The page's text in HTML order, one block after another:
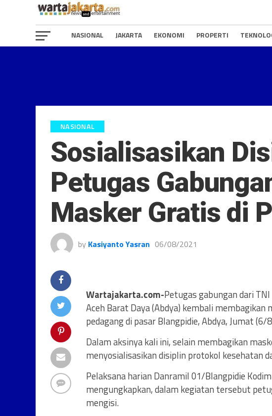
NASIONAL JAKARTA EKONOMI PROPERTI
NASIONAL
Sosialisasikan
Petugas
Masker Gratis di
by Kasiyanto Yasran 06/08/2021
Wartajakarta.com-Petugas gabungan dari
Aceh Barat Daya (Abdya) kembali
pedagang di pasar Blangpidie, Abdya, Jumat (6/
Dalam aksinya kali ini, selain membagikan
menyosialisasikan disiplin protokol kesehatan
Pelaksana harian Danramil 01/Blangpidie
mengungkapkan, dalam kegiatan tersebut
mengisi.